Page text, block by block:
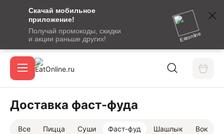
Скачай мобильное
приложение!
Получай промокоды, скидки
и акции раньше других!
Eatonline
сообщение
кодом
подтверждения
Акции
Доставка фаст-фуда
Все Пицца Суши Фаст-фуд Шашлык Вок